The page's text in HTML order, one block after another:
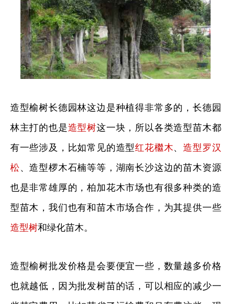
造型榆树长德园林这边是种植得非常多的，长德园
林主打的也是造型树这一块，所以各类造型苗木都
有一些涉及，比如常见的造型红花檵木、造型罗汉
松、造型椤木石楠等等，湖南长沙这边的苗木资源
也是非常雄厚的，柏加花木市场也有很多种类的造
型苗木，我们也有和苗木市场合作，为其提供一些
造型树和绿化苗木。
造型榆树批发价格是会要便宜一些，数量越多价格
也就越低，因为批发树苗的话，可以相应的减少一